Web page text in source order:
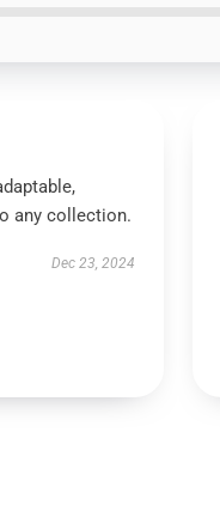
any collection.
Dec 23, 2024